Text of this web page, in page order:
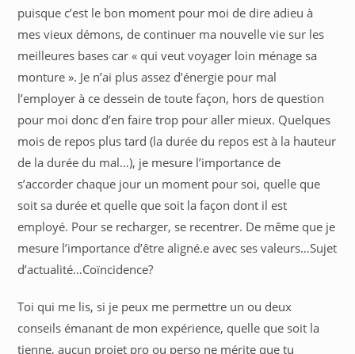
puisque c’est le bon moment pour moi de dire adieu à
mes vieux démons, de continuer ma nouvelle vie sur les
meilleures bases car « qui veut voyager loin ménage sa
monture ». Je n’ai plus assez d’énergie pour mal
l’employer à ce dessein de toute façon, hors de question
pour moi donc d’en faire trop pour aller mieux. Quelques
mois de repos plus tard (la durée du repos est à la hauteur
de la durée du mal…), je mesure l’importance de
s’accorder chaque jour un moment pour soi, quelle que
soit sa durée et quelle que soit la façon dont il est
employé. Pour se recharger, se recentrer. De même que je
mesure l’importance d’être aligné.e avec ses valeurs…Sujet
d’actualité…Coïncidence?
Toi qui me lis, si je peux me permettre un ou deux
conseils émanant de mon expérience, quelle que soit la
tienne, aucun projet pro ou perso ne mérite que tu